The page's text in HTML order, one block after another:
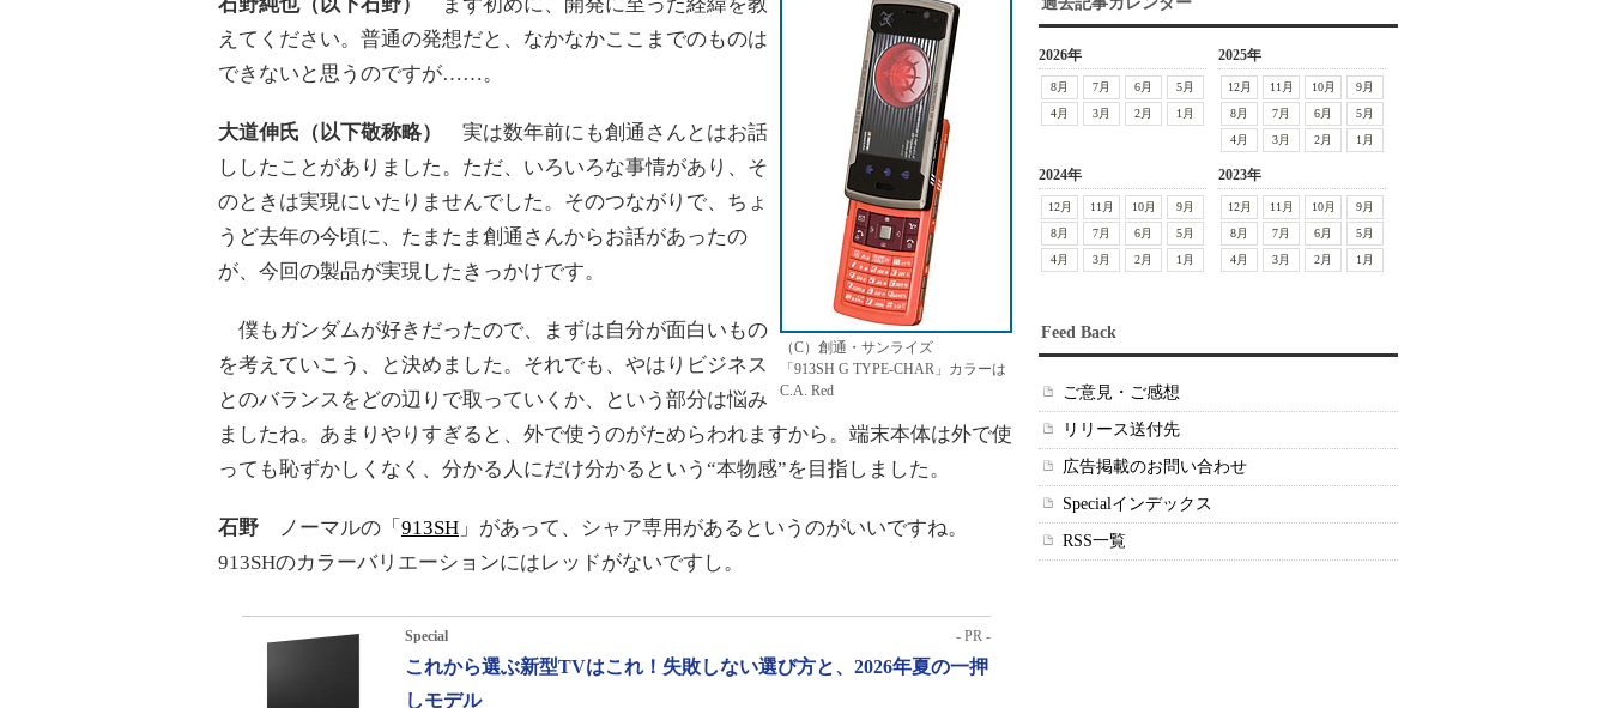
（C）創通・サンライズ
「913SH G TYPE-CHAR」カラーは
C.A. Red
えてください。普通の発想だと、なかなかここまでのものは
できないと思うのですが……。
大道伸氏（以下敬称略）
実は数年前にも創通さんとはお話
ししたことがありました。ただ、いろいろな事情があり、そ
のときは実現にいたりませんでした。そのつながりで、ちょ
うど去年の今頃に、たまたま創通さんからお話があったの
が、今回の製品が実現したきっかけです。
僕もガンダムが好きだったので、まずは自分が面白いもの
を考えていこう、と決めました。それでも、やはりビジネス
とのバランスをどの辺りで取っていくか、という部分は悩み
ましたね。あまりやりすぎると、外で使うのがためらわれますから。端末本体は外で使
っても恥ずかしくなく、分かる人にだけ分かるという“本物感”を目指しました。
石野 ノーマルの「 913SH 」があって、シャア専用があるというのがいいですね。
913SHのカラーバリエーションにはレッドがないですし。
Special - PR -
これから選ぶ新型TVはこれ！失敗しない選び方と、2026年夏の一押
しモデル
2026年
8月 7月 6月
5月
4月
3月 2月 1月
2025年
12月 11月 10月
9月
8月
7月 6月
5月
4月
3月 2月 1月
2024年
12月 11月 10月
9月
8月
7月 6月
5月
4月
3月 2月 1月
2023年
12月 11月 10月
9月
8月
7月 6月
5月
4月
3月 2月 1月
Feed Back
ご意見・ご感想
リリース送付先
広告掲載のお問い合わせ
Specialインデックス
RSS一覧